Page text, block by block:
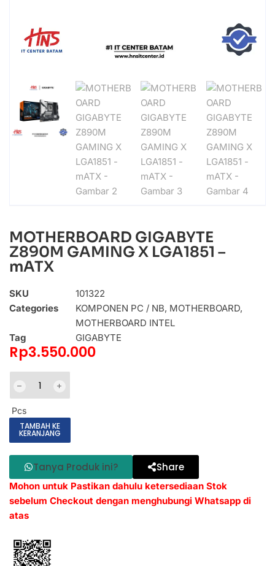
MOTHERBOARD GIGABYTE
Z890M GAMING X LGA1851 –
mATX
SKU
101322
Categories
KOMPONEN PC / NB, MOTHERBOARD,
MOTHERBOARD INTEL
Tag
GIGABYTE
Rp3.550.000
Pcs
TAMBAH KE
KERANJANG
Tanya Produk ini? Share
Mohon untuk Pastikan dahulu ketersediaan Stok
sebelum Checkout dengan menghubungi Whatsapp di
atas